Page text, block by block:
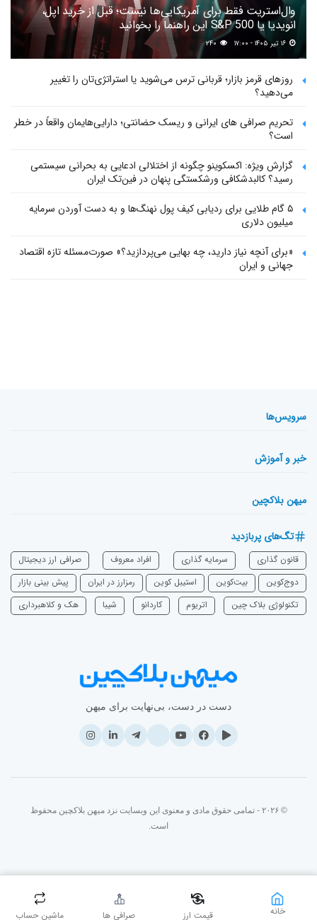
وال‌استریت فقط برای آمریکایی‌ها نیست؛ قبل از خرید اپل،
انویدیا یا S&P 500 این راهنما را بخوانید
۲۴۰
روزهای قرمز بازار؛ قربانی ترس می‌شوید یا استراتژی‌تان را تغییر
می‌دهید؟
تحریم صرافی های ایرانی و ریسک حضانتی؛ دارایی‌هایمان واقعاً در خطر
است؟
گزارش ویژه: اکسکوینو چگونه از اختلالی ادعایی به بحرانی سیستمی
رسید؟ کالبدشکافی ورشکستگی پنهان در فین‌تک ایران
۵ گام طلایی برای ردیابی کیف پول‌ نهنگ‌ها و به دست آوردن سرمایه
میلیون دلاری
«برای آنچه نیاز دارید، چه بهایی می‌پردازید؟» صورت‌مسئله تازه اقتصاد
جهانی و ایران
خانه قیمت ارز صرافی ها ماشین حساب
سرویس‌ها
خبر و آموزش
میهن بلاکچین
تگ‌های پربازدید
قانون گذاری سرمایه‌ گذاری افراد معروف
صرافی ارز دیجیتال
دوج‌کوین
بیت‌کوین استیبل کوین رمزارز در ایران
پیش بینی بازار
تکنولوژی بلاک چین
اتریوم ‌کاردانو شیبا هک و کلاهبرداری
دست در دست، بی‌نهایت برای میهن
© ۲۰۲۶ - تمامی حقوق مادی و معنوی این وبسایت نزد میهن بلاکچین محفوظ
است.